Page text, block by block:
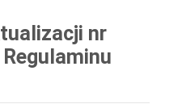
nr